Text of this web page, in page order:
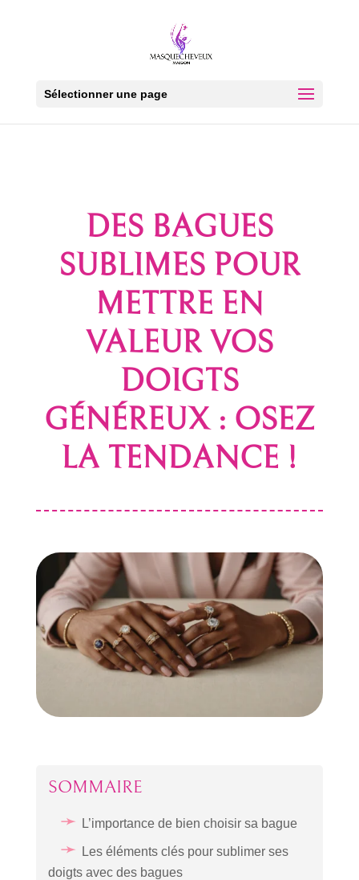
Sélectionner une page
DES BAGUES
SUBLIMES POUR
METTRE EN
VALEUR VOS
DOIGTS
GÉNÉREUX : OSEZ
LA TENDANCE !
SOMMAIRE
L’importance de bien choisir sa bague
Les éléments clés pour sublimer ses
doigts avec des bagues